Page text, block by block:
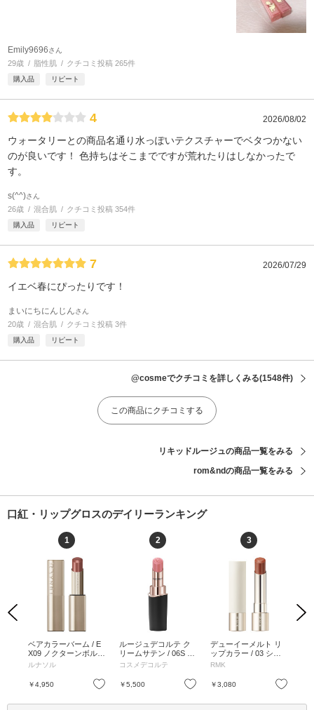
Emily9696さん
29歳 脂性肌 クチコミ投稿 265件
購入品 リピート
4 2026/08/02
ウォータリーとの商品名通り水っぽいテクスチャーでベタつかない
のが良いです！ 色持ちはそこまでですが荒れたりはしなかったで
す。
s(^^)さん
26歳 混合肌 クチコミ投稿 354件
購入品 リピート
7 2026/07/29
イエベ春にぴったりです！
まいにちにんじんさん
20歳 混合肌 クチコミ投稿 3件
購入品 リピート
@cosmeでクチコミを詳しくみる(1548件)
この商品にクチコミする
リキッドルージュの商品一覧をみる
rom&ndの商品一覧をみる
口紅・リップグロスのデイリーランキング
Previous
お気に入り
1
ベアカラーバーム / E
X09 ノクターンボルド
ー / 3.5g / EX09 ノク
ルナソル
￥4,950 お気に入り
2
ルージュデコルテ ク
リームサテン / 06S po
sh cat / 3.5g / 06S pos
コスメデコルテ
￥5,500 お気に入り
3
デューイーメルト リ
ップカラー / 03 シャ
イ ハート / 3.6g / レフ
ト / 3.6g
RMK
￥3,080
Next